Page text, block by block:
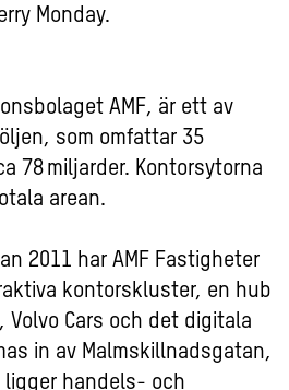
Monday.
AMF, är ett av
som omfattar 35
78 miljarder. Kontorsytorna
arean.
2011 har AMF Fastigheter
kontorskluster, en hub
Cars och det digitala
in av Malmskillnadsgatan,
ligger handels- och